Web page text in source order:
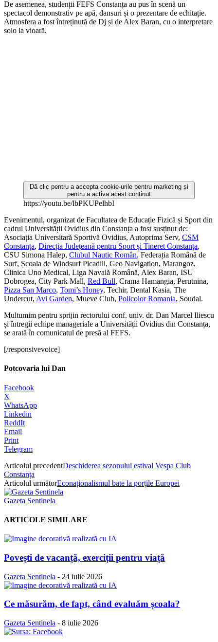
De asemenea, studenții FEFS Constanța au pus în scenă un
spectacol demonstrativ pe apă, dansuri și o prezentare de echitație.
Atmosfera a fost întreținută de Dj și de Alex Baran, cu o interpretare
solo la vioară.
Dă clic pentru a accepta cookie-urile pentru marketing și
pentru a activa acest conținut
https://youtu.be/lbPKUPelhbI
Evenimentul, organizat de Facultatea de Educație Fizică și Sport din
cadrul Universității Ovidius din Constanța a fost susținut de:
Asociația Universitară Sportivă Ovidius, Autoprima Serv, CSM
Constanța, Direcția Județeană pentru Sport și Tineret Constanța,
CSU Simona Halep, Clubul Nautic Român, Federația Română de
Surf, Școala de Windsurf Picadili, Geo Navigation, Marangoz,
Clinica Uno Medical, Liga Navală Română, Alex Baran, ISU
Dobrogea, City Park Mall, Red Bull, Crama Hamangia, Perutnina,
Pizza San Marco, Tomi’s Honey, Techir, Dental Kasia, The
Undercut, Avi Garden, Mueve Club, Policolor Romania, Soudal.
Multumim pentru sprijin rectorului conf. univ. dr. Dan Marcel Iliescu
și întregii echipe manageriale a Universității Ovidius din Constanța,
se arată în comunicatul de presă al FEFS.
[/responsivevoice]
Potcovaria lui Dan
Facebook
X
WhatsApp
Linkedin
ReddIt
Email
Print
Telegram
Articolul precedentDeschiderea sezonului estival Vespa Club
Constanța
Articolul următorEconaționalismul bate la porțile Europei
Gazeta Sentinela
ARTICOLE SIMILARE
Povești de vacanță, exerciții pentru viață
Gazeta Sentinela - 24 iulie 2026
Ce măsurăm, de fapt, când evaluăm școala?
Gazeta Sentinela - 8 iulie 2026